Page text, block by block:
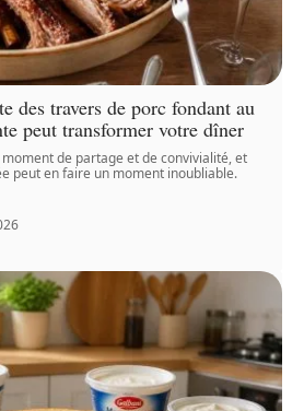
des travers de porc fondant au
peut transformer votre dîner
de partage et de convivialité, et
peut en faire un moment inoubliable.